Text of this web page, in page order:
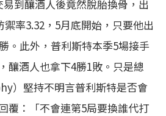
到釀酒人後竟然脫胎換骨，出
率3.32，5月底開始，只要他出
。此外，普利斯特本季5場接手
釀酒人也拿下4勝1敗。只是總
）堅持不明言普利斯特是否會
覆：「不會連第5局要換誰代打